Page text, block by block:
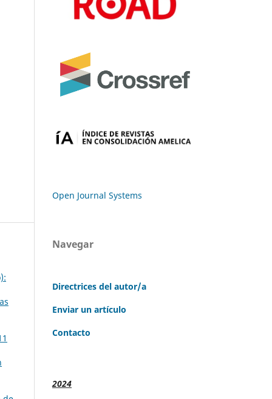
Open Journal Systems
Navegar
Directrices del autor/a
Enviar un artículo
Contacto
2024